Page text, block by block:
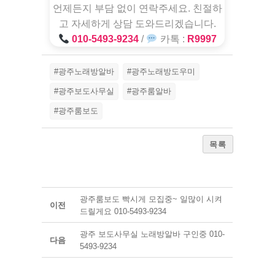
언제든지 부담 없이 연락주세요. 친절하
고 자세하게 상담 도와드리겠습니다.
010-5493-9234 / 카톡 : R9997
#광주노래방알바 #광주노래방도우미
#광주보도사무실 #광주룸알바
#광주룸보도
목록
이전
광주룸보도 빡시게 모집중~ 일많이 시켜
드릴게요 010-5493-9234
다음
광주 보도사무실 노래방알바 구인중 010-
5493-9234